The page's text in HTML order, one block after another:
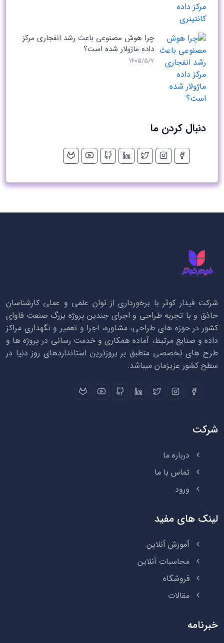
چرا هوش مصنوعی باعث رشد انفجاری مرکز
داده ماژولار شده است؟
1405/5/7
دنبال کردن ما
شرکت فیدار کوثر با برخورداری از توان علمی و عملی کارشناسان
حاذق و با تجربه طراحی و اجرای چندین پروژه بزرگ صنعت فاوای
کشور در حوزه های طراحی، مشاوره، اجرا و تعمیر و نگهداری مراکز
داده و صنایع مرتبط، آماده همکاری و خدمت رسانی در پروژه ها و
طرح های تخصصی منطبق بر بروزترین استانداردهای روز دنیا در
سطح کشور عزیزمان میباشد.
شرکت
درباره ما
تماس با ما
ورود
لینک های مفید
آموزش آنلاین
محاسبات آنلاین
فروشگاه
مقالات
خبرنامه